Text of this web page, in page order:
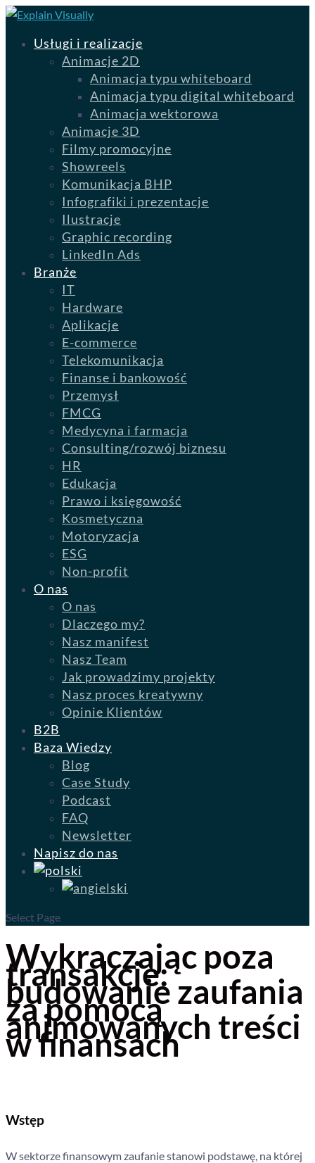
Usługi i realizacje
Animacje 2D
Animacja typu whiteboard
Animacja typu digital whiteboard
Animacja wektorowa
Animacje 3D
Filmy promocyjne
Showreels
Komunikacja BHP
Infografiki i prezentacje
Ilustracje
Graphic recording
LinkedIn Ads
Branże
IT
Hardware
Aplikacje
E-commerce
Telekomunikacja
Finanse i bankowość
Przemysł
FMCG
Medycyna i farmacja
Consulting/rozwój biznesu
HR
Edukacja
Prawo i księgowość
Kosmetyczna
Motoryzacja
ESG
Non-profit
O nas
O nas
Dlaczego my?
Nasz manifest
Nasz Team
Jak prowadzimy projekty
Nasz proces kreatywny
Opinie Klientów
B2B
Baza Wiedzy
Blog
Case Study
Podcast
FAQ
Newsletter
Napisz do nas
Select Page
Wykraczając poza
transakcje:
budowanie zaufania
za pomocą
animowanych treści
w finansach
Wstęp
W sektorze finansowym zaufanie stanowi podstawę, na której